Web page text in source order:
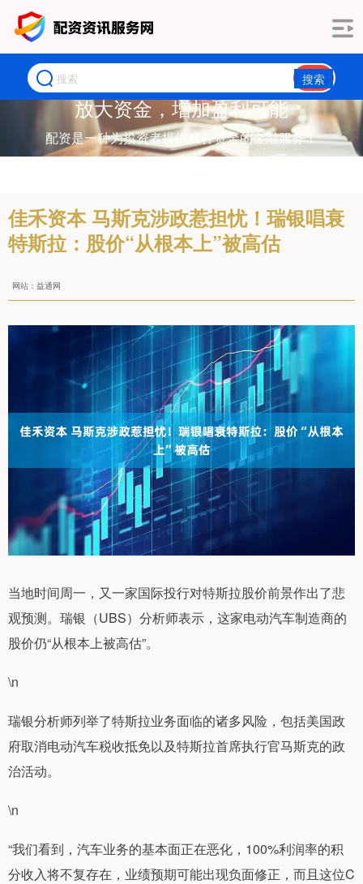
搜索
放大资金，增加盈利可能
配资是一种为投资者提供杠杆资金的金融服务！
佳禾资本 马斯克涉政惹担忧！瑞银唱衰
特斯拉：股价“从根本上”被高估
网站：益通网
当地时间周一，又一家国际投行对特斯拉股价前景作出了悲
观预测。瑞银（UBS）分析师表示，这家电动汽车制造商的
股价仍“从根本上被高估”。
\n
瑞银分析师列举了特斯拉业务面临的诸多风险，包括美国政
府取消电动汽车税收抵免以及特斯拉首席执行官马斯克的政
治活动。
\n
“我们看到，汽车业务的基本面正在恶化，100%利润率的积
分收入将不复存在，业绩预期可能出现负面修正，而且这位C